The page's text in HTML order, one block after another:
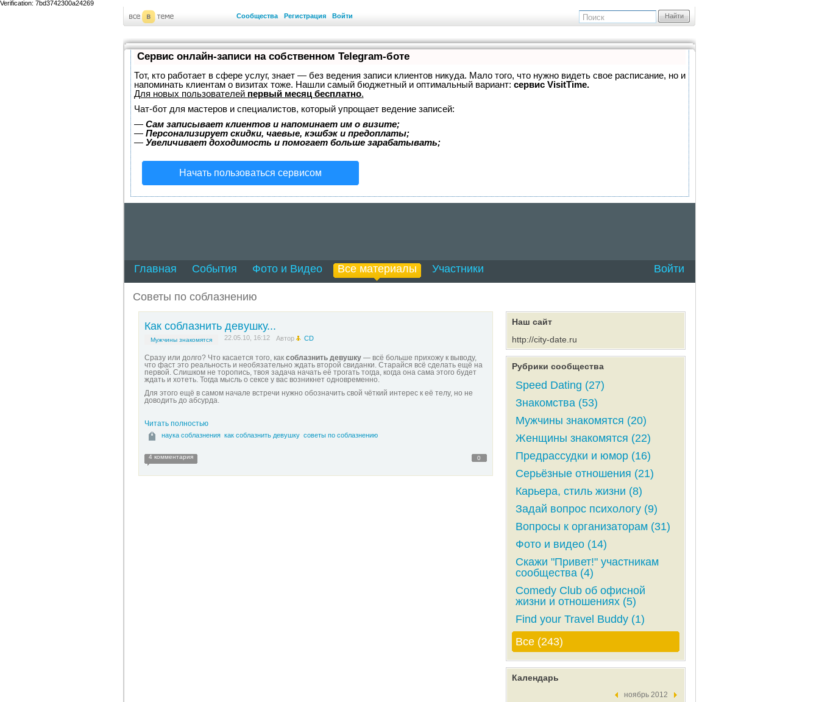
Verification: 7bd3742300a24269
Сообщества
Регистрация Войти Найти
Сервис онлайн-записи на собственном Telegram-боте
Тот, кто работает в сфере услуг, знает — без ведения записи клиентов никуда. Мало того, что нужно видеть свое расписание, но и
напоминать клиентам о визитах тоже. Нашли самый бюджетный и оптимальный вариант: сервис VisitTime.
Для новых пользователей первый месяц бесплатно.
Чат-бот для мастеров и специалистов, который упрощает ведение записей:
— Сам записывает клиентов и напоминает им о визите;
— Персонализирует скидки, чаевые, кэшбэк и предоплаты;
— Увеличивает доходимость и помогает больше зарабатывать;
Начать пользоваться сервисом
Главная События Фото и Видео Все материалы Участники Войти
Советы по соблазнению
Как соблазнить девушку...
Мужчины знакомятся 22.05.10, 16:12 Автор CD
Сразу или долго? Что касается того, как соблазнить девушку— всё больше прихожу к выводу,
что фаст это реальность и необязательно ждать второй свиданки. Старайся всё сделать ещё на
первой. Слишком не торопись, твоя задача начать её трогать тогда, когда она сама этого будет
ждать и хотеть. Тогда мысль о сексе у вас возникнет одновременно.
Для этого ещё в самом начале встречи нужно обозначить свой чёткий интерес к её телу, но не
доводить до абсурда.
Читать полностью
наука соблазнения как соблазнить девушку советы по соблазнению
0
4 комментария
Наш сайт
http://city-date.ru
Рубрики сообщества
Speed Dating (27)
Знакомства (53)
Мужчины знакомятся (20)
Женщины знакомятся (22)
Предрассудки и юмор (16)
Серьёзные отношения (21)
Карьера, стиль жизни (8)
Задай вопрос психологу (9)
Вопросы к организаторам (31)
Фото и видео (14)
Скажи "Привет!" участникам
сообщества (4)
Comedy Club об офисной
жизни и отношениях (5)
Find your Travel Buddy (1)
Все (243)
Календарь
ноябрь 2012